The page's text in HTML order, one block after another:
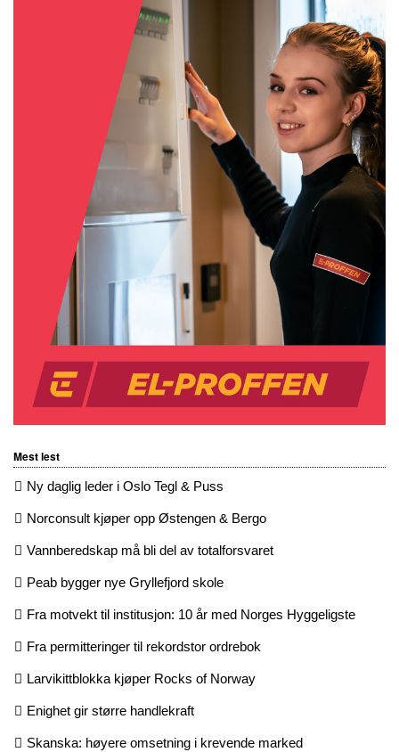
Mest lest
Ny daglig leder i Oslo Tegl & Puss
Norconsult kjøper opp Østengen & Bergo
Vannberedskap må bli del av totalforsvaret
Peab bygger nye Gryllefjord skole
Fra motvekt til institusjon: 10 år med Norges Hyggeligste
Fra permitteringer til rekordstor ordrebok
Larvikittblokka kjøper Rocks of Norway
Enighet gir større handlekraft
Skanska: høyere omsetning i krevende marked